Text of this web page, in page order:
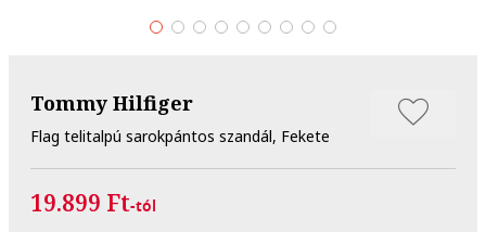
Tommy Hilfiger
Flag telitalpú sarokpántos szandál, Fekete
19.899 Ft-tól